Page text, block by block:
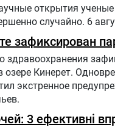
открытия
случайно. 6
зафиксирован
здравоохранения
озере Кинерет.
экстренное
3 ефективні